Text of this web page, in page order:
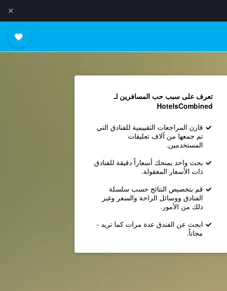
تعرف على سبب حب المسافرين لـ
HotelsCombined
قارن المراجعات التقييمية للفنادق التي
تم جمعها من آلاف تعليقات
المستخدمين.
بحث واحد يمنحك أسعاراً دقيقة للفنادق
ذات الأسعار المعقولة.
قم بتخصيص النتائج حسب سلسلة
الفنادق ووسائل الراحة والسعر وغير
ذلك من الأمور.
ابحث عن الفندق عدة مرات كما تريد -
مجاناً.